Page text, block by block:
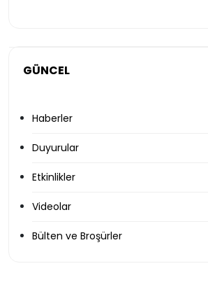
GÜNCEL
Haberler
Duyurular
Etkinlikler
Videolar
Bülten ve Broşürler